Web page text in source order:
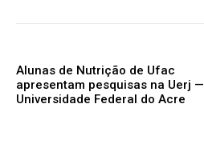
Alunas de Nutrição de Ufac
apresentam pesquisas na Uerj —
Universidade Federal do Acre